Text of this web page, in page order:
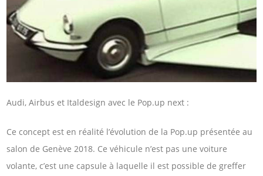
Audi, Airbus et Italdesign avec le Pop.up next :
Ce concept est en réalité l’évolution de la Pop.up présentée au
salon de Genève 2018. Ce véhicule n’est pas une voiture
volante, c’est une capsule à laquelle il est possible de greffer